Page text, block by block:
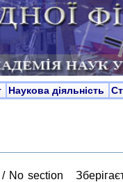
Наукова діяльність
section